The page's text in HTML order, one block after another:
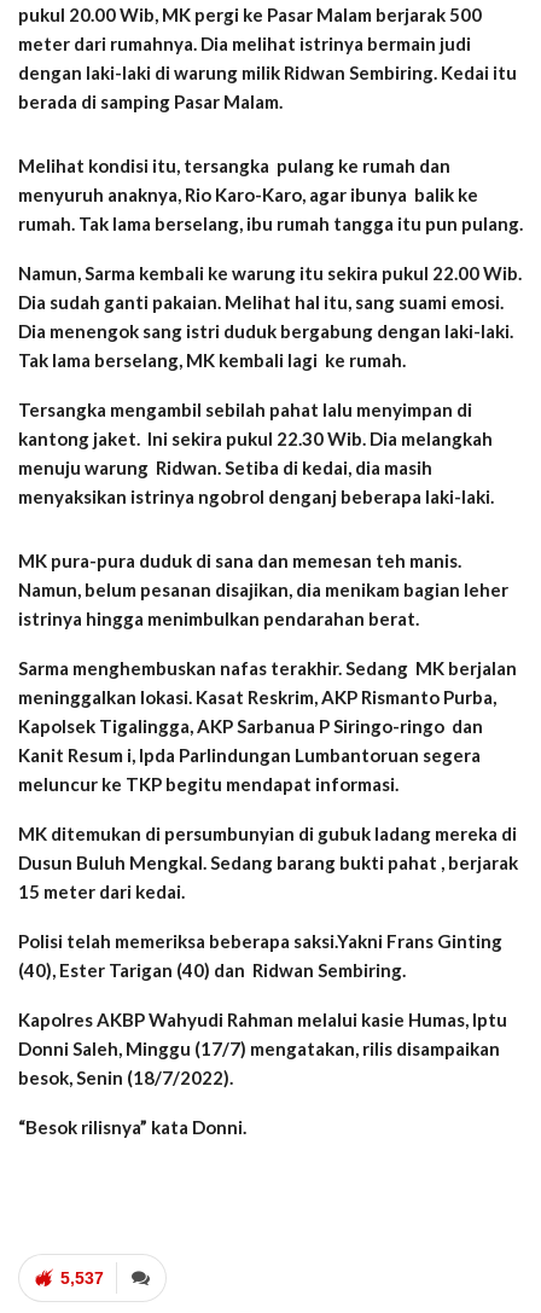
pukul 20.00 Wib, MK pergi ke Pasar Malam berjarak 500
meter dari rumahnya. Dia melihat istrinya bermain judi
dengan laki-laki di warung milik Ridwan Sembiring. Kedai itu
berada di samping Pasar Malam.
Melihat kondisi itu, tersangka pulang ke rumah dan
menyuruh anaknya, Rio Karo-Karo, agar ibunya balik ke
rumah. Tak lama berselang, ibu rumah tangga itu pun pulang.
Namun, Sarma kembali ke warung itu sekira pukul 22.00 Wib.
Dia sudah ganti pakaian. Melihat hal itu, sang suami emosi.
Dia menengok sang istri duduk bergabung dengan laki-laki.
Tak lama berselang, MK kembali lagi ke rumah.
Tersangka mengambil sebilah pahat lalu menyimpan di
kantong jaket. Ini sekira pukul 22.30 Wib. Dia melangkah
menuju warung Ridwan. Setiba di kedai, dia masih
menyaksikan istrinya ngobrol denganj beberapa laki-laki.
MK pura-pura duduk di sana dan memesan teh manis.
Namun, belum pesanan disajikan, dia menikam bagian leher
istrinya hingga menimbulkan pendarahan berat.
Sarma menghembuskan nafas terakhir. Sedang MK berjalan
meninggalkan lokasi. Kasat Reskrim, AKP Rismanto Purba,
Kapolsek Tigalingga, AKP Sarbanua P Siringo-ringo dan
Kanit Resum i, Ipda Parlindungan Lumbantoruan segera
meluncur ke TKP begitu mendapat informasi.
MK ditemukan di persumbunyian di gubuk ladang mereka di
Dusun Buluh Mengkal. Sedang barang bukti pahat , berjarak
15 meter dari kedai.
Polisi telah memeriksa beberapa saksi.Yakni Frans Ginting
(40), Ester Tarigan (40) dan Ridwan Sembiring.
Kapolres AKBP Wahyudi Rahman melalui kasie Humas, Iptu
Donni Saleh, Minggu (17/7) mengatakan, rilis disampaikan
besok, Senin (18/7/2022).
“Besok rilisnya” kata Donni.
5,537